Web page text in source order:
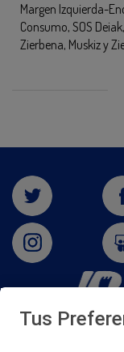
Margen Izquierda-
Consumo, SOS
Zierbena, Muskiz y
Tus